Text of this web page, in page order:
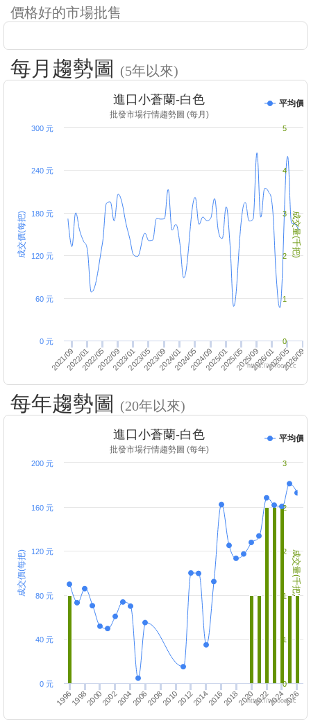
價格好的市場批售
每月趨勢圖 (5年以來)
成交價(每把) 成交量(千把)
進口小蒼蘭-白色
批發市場行情趨勢圖 (每月)
平均價
2022/01 2023/01 2024/01 2025/01 2026/01
2021/09 2022/052022/09 2023/052023/09 2024/052024/09 2025/052025/09 2026/052026/09
0 元
60 元
120 元
180 元
240 元
300 元
0
1
2
3
4
5
https://twfood.cc
每年趨勢圖 (20年以來)
成交價(每把) 成交量(千把)
進口小蒼蘭-白色
批發市場行情趨勢圖 (每年)
平均價
1996199820002002200420062008201020122014201620182020202220242026
0 元
40 元
80 元
120 元
160 元
200 元
0
1
1
2
2
3
https://twfood.cc